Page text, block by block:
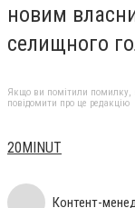
новим
селищного
Якщо ви помітили помилку,
повідомити про це редакцію
20MINUT
Контент-